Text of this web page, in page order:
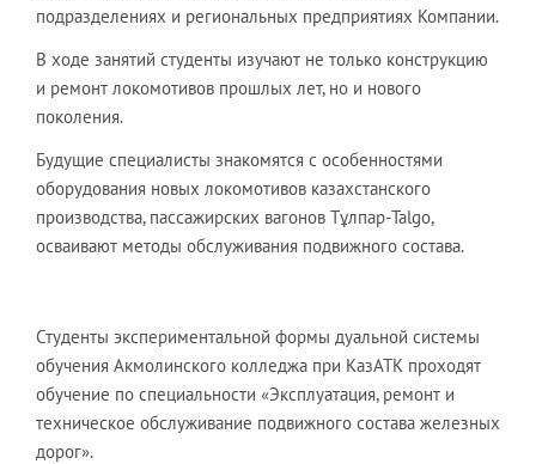
подразделениях и региональных предприятиях Компании.
В ходе занятий студенты изучают не только конструкцию
и ремонт локомотивов прошлых лет, но и нового
поколения.
Будущие специалисты знакомятся с особенностями
оборудования новых локомотивов казахстанского
производства, пассажирских вагонов Тұлпар-Talgo,
осваивают методы обслуживания подвижного состава.
Студенты экспериментальной формы дуальной системы
обучения Акмолинского колледжа при КазАТК проходят
обучение по специальности «Эксплуатация, ремонт и
техническое обслуживание подвижного состава железных
дорог».